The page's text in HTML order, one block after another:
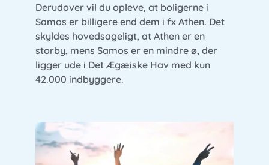
Derudover vil du opleve, at boligerne i
Samos er billigere end dem i fx Athen. Det
skyldes hovedsageligt, at Athen er en
storby, mens Samos er en mindre ø, der
ligger ude i Det Ægæiske Hav med kun
42.000 indbyggere.